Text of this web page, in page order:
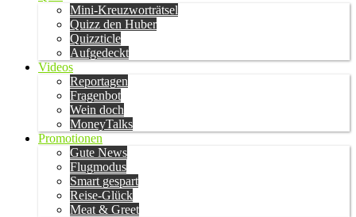
Mini-Kreuzworträtsel
Quizz den Huber
Quizzticle
Aufgedeckt
Videos
Reportagen
Fragenbot
Wein doch
MoneyTalks
Promotionen
Gute News
Flugmodus
Smart gespart
Reise-Glück
Meat & Greet